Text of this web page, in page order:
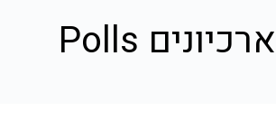
ארכיונים